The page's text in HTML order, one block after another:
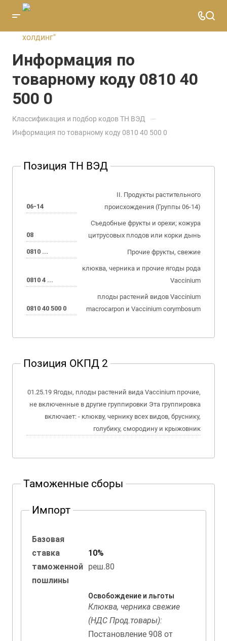
Информация по
товарному коду 0810 40
500 0
Классификация и подбор кодов ТН ВЭД —
Информация по товарному коду 0810 40 500 0
Позиция ТН ВЭД
06-14
II. Продукты растительного
происхождения (Группы 06-14)
08
Съедобные фрукты и орехи; кожура
цитрусовых плодов или корки дынь
0810 ... Прочие фрукты, свежие
0810 4 ...
клюква, черника и прочие ягоды рода
Vaccinium
0810 40 500 0
плоды растений видов Vaccinium
macrocarpon и Vaccinium corymbosum
Позиция ОКПД 2
01.25.19 Ягоды, плоды растений вида Vaccinium прочие,
не включенные в другие группировки Эта группировка
включает: - клюкву, чернику всех видов, бруснику,
голубику, смородину и крыжовник
Таможенные сборы
Импорт
Базовая
ставка
таможенной
пошлины
10%
реш.80
Освобождение и льготы
Клюква, черника свежие
(НДС Прод.товары):
Постановление 908 от